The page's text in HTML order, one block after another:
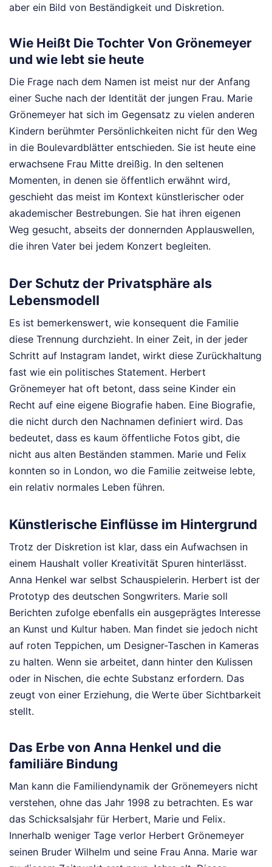
aber ein Bild von Beständigkeit und Diskretion.
Wie Heißt Die Tochter Von Grönemeyer
und wie lebt sie heute
Die Frage nach dem Namen ist meist nur der Anfang
einer Suche nach der Identität der jungen Frau. Marie
Grönemeyer hat sich im Gegensatz zu vielen anderen
Kindern berühmter Persönlichkeiten nicht für den Weg
in die Boulevardblätter entschieden. Sie ist heute eine
erwachsene Frau Mitte dreißig. In den seltenen
Momenten, in denen sie öffentlich erwähnt wird,
geschieht das meist im Kontext künstlerischer oder
akademischer Bestrebungen. Sie hat ihren eigenen
Weg gesucht, abseits der donnernden Applauswellen,
die ihren Vater bei jedem Konzert begleiten.
Der Schutz der Privatsphäre als
Lebensmodell
Es ist bemerkenswert, wie konsequent die Familie
diese Trennung durchzieht. In einer Zeit, in der jeder
Schritt auf Instagram landet, wirkt diese Zurückhaltung
fast wie ein politisches Statement. Herbert
Grönemeyer hat oft betont, dass seine Kinder ein
Recht auf eine eigene Biografie haben. Eine Biografie,
die nicht durch den Nachnamen definiert wird. Das
bedeutet, dass es kaum öffentliche Fotos gibt, die
nicht aus alten Beständen stammen. Marie und Felix
konnten so in London, wo die Familie zeitweise lebte,
ein relativ normales Leben führen.
Künstlerische Einflüsse im Hintergrund
Trotz der Diskretion ist klar, dass ein Aufwachsen in
einem Haushalt voller Kreativität Spuren hinterlässt.
Anna Henkel war selbst Schauspielerin. Herbert ist der
Prototyp des deutschen Songwriters. Marie soll
Berichten zufolge ebenfalls ein ausgeprägtes Interesse
an Kunst und Kultur haben. Man findet sie jedoch nicht
auf roten Teppichen, um Designer-Taschen in Kameras
zu halten. Wenn sie arbeitet, dann hinter den Kulissen
oder in Nischen, die echte Substanz erfordern. Das
zeugt von einer Erziehung, die Werte über Sichtbarkeit
stellt.
Das Erbe von Anna Henkel und die
familiäre Bindung
Man kann die Familiendynamik der Grönemeyers nicht
verstehen, ohne das Jahr 1998 zu betrachten. Es war
das Schicksalsjahr für Herbert, Marie und Felix.
Innerhalb weniger Tage verlor Herbert Grönemeyer
seinen Bruder Wilhelm und seine Frau Anna. Marie war